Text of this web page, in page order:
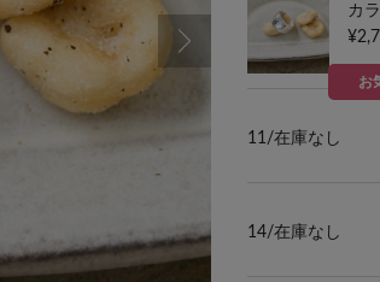
カ
11/在庫なし
お
14/在庫なし